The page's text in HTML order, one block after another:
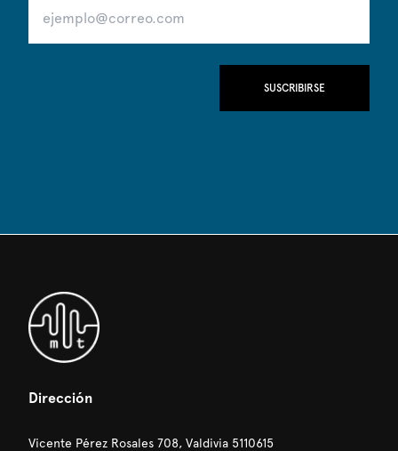
SUSCRIBIRSE
Dirección
Vicente Pérez Rosales 708, Valdivia 5110615